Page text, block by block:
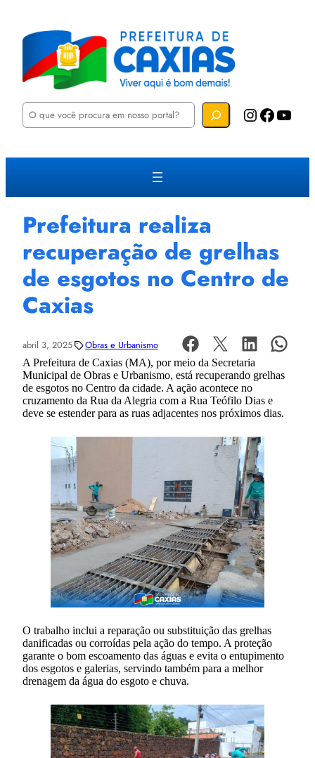
P
u
a
Instagram Facebook YouTube
Prefeitura realiza
recuperação de grelhas
de esgotos no Centro de
Caxias
abril 3, 2025 Obras e Urbanismo
A Prefeitura de Caxias (MA), por meio da Secretaria
Municipal de Obras e Urbanismo, está recuperando grelhas
de esgotos no Centro da cidade. A ação acontece no
cruzamento da Rua da Alegria com a Rua Teófilo Dias e
deve se estender para as ruas adjacentes nos próximos dias.
O trabalho inclui a reparação ou substituição das grelhas
danificadas ou corroídas pela ação do tempo. A proteção
garante o bom escoamento das águas e evita o entupimento
dos esgotos e galerias, servindo também para a melhor
drenagem da água do esgoto e chuva.